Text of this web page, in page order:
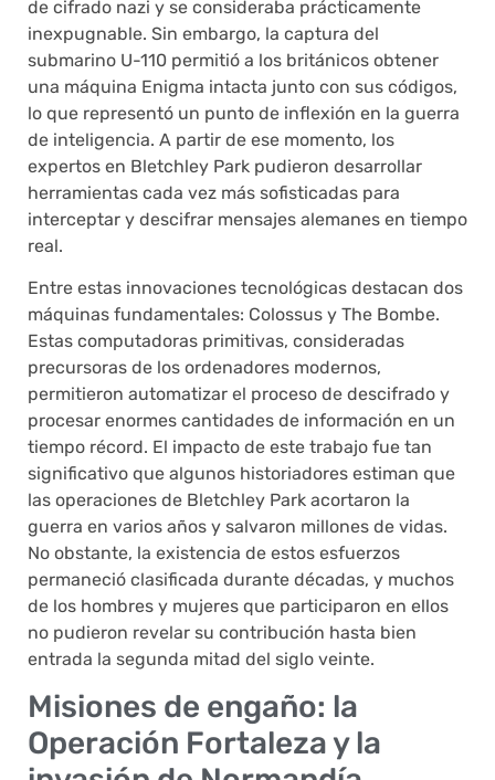
de cifrado nazi y se consideraba prácticamente
inexpugnable. Sin embargo, la captura del
submarino U-110 permitió a los británicos obtener
una máquina Enigma intacta junto con sus códigos,
lo que representó un punto de inflexión en la guerra
de inteligencia. A partir de ese momento, los
expertos en Bletchley Park pudieron desarrollar
herramientas cada vez más sofisticadas para
interceptar y descifrar mensajes alemanes en tiempo
real.
Entre estas innovaciones tecnológicas destacan dos
máquinas fundamentales: Colossus y The Bombe.
Estas computadoras primitivas, consideradas
precursoras de los ordenadores modernos,
permitieron automatizar el proceso de descifrado y
procesar enormes cantidades de información en un
tiempo récord. El impacto de este trabajo fue tan
significativo que algunos historiadores estiman que
las operaciones de Bletchley Park acortaron la
guerra en varios años y salvaron millones de vidas.
No obstante, la existencia de estos esfuerzos
permaneció clasificada durante décadas, y muchos
de los hombres y mujeres que participaron en ellos
no pudieron revelar su contribución hasta bien
entrada la segunda mitad del siglo veinte.
Misiones de engaño: la
Operación Fortaleza y la